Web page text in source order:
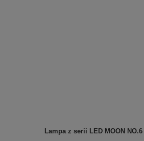
Lampa z serii LED MOON NO.6